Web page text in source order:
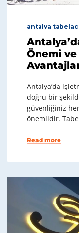
antalya tabelacı
Önemi
Antalya’da
doğru bir
güvenliğiniz
önemlidir.
Read more